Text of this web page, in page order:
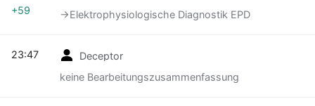
→‎Elektrophysiologische Diagnostik EPD
+59
Deceptor
keine Bearbeitungszusammenfassung
23:47